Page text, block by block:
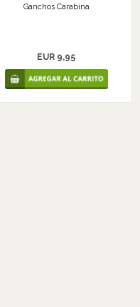
Ganchos Carabina
EUR 9,95